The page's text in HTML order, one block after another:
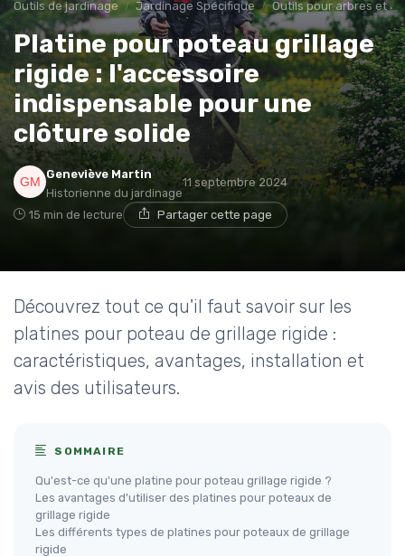
Outils de jardinage Jardinage Spécifique Outils pour arbres et
Platine pour poteau grillage
rigide : l'accessoire
indispensable pour une
clôture solide
Geneviève Martin
Historienne du jardinage
11 septembre 2024
15 min de lecture Partager cette page
Découvrez tout ce qu'il faut savoir sur les
platines pour poteau de grillage rigide :
caractéristiques, avantages, installation et
avis des utilisateurs.
SOMMAIRE
Qu'est-ce qu'une platine pour poteau grillage rigide ?
Les avantages d'utiliser des platines pour poteaux de
grillage rigide
Les différents types de platines pour poteaux de grillage
rigide